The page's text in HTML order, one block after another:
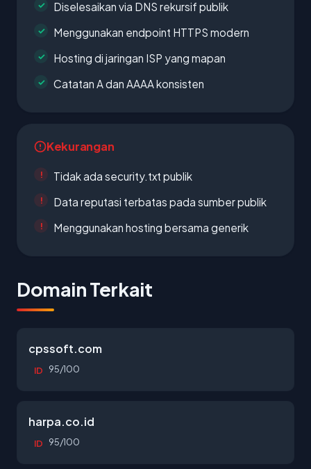
Diselesaikan via DNS rekursif publik
Menggunakan endpoint HTTPS modern
Hosting di jaringan ISP yang mapan
Catatan A dan AAAA konsisten
Kekurangan
Tidak ada security.txt publik
Data reputasi terbatas pada sumber publik
Menggunakan hosting bersama generik
Domain Terkait
cpssoft.com
ID 95/100
harpa.co.id
ID 95/100